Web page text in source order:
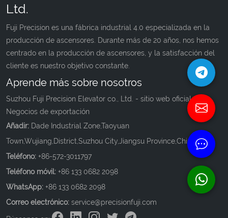
Ltd.
Fuji Precision es una fábrica industrial 4.0 especializada en la
producción de ascensores. Durante más de 20 años, nos hemos
centrado en la producción de ascensores, y la satisfacción del
cliente es nuestro objetivo constante.
Aprende más sobre nosotros
Suzhou Fuji Precision Elevator co., Ltd. - sitio web oficial de
Negocios de exportación
Añadir: Dade Industrial Zone,Taoyuan
Town,Wujiang,District,Suzhou City,Jiangsu Province,China.
Teléfono: +86-572-3011797
Teléfono móvil: +86 133 0682 2098
WhatsApp: +86 133 0682 2098
Correo electrónico: service@precisionfuji.com